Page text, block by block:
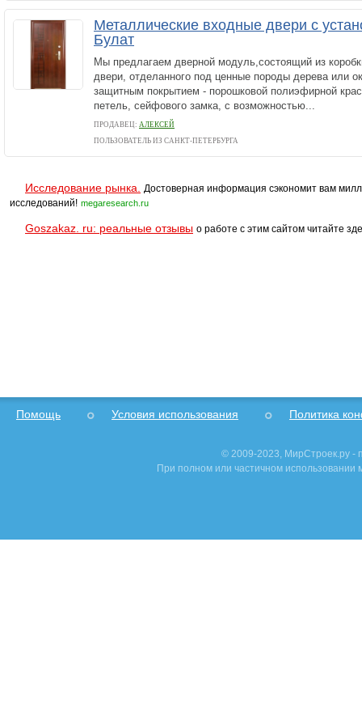
Металлические входные двери с
Булат
Мы предлагаем дверной модуль,состоящий из
двери, отделанного под ценные породы дерева или
защитным покрытием - порошковой полиэфирной
петель, сейфового замка, с возможностью...
ПРОДАВЕЦ: АЛЕКСЕЙ
ПОЛЬЗОВАТЕЛЬ ИЗ САНКТ-ПЕТЕРБУРГА
Исследование рынка.
Достоверная информация сэкономит вам
исследований! megaresearch.ru
Goszakaz. ru: реальные отзывы о работе с этим сайтом читайте
Помощь Условия использования Политика
© 2009-2023, МирСтроек.ру -
При полном или частичном использовании